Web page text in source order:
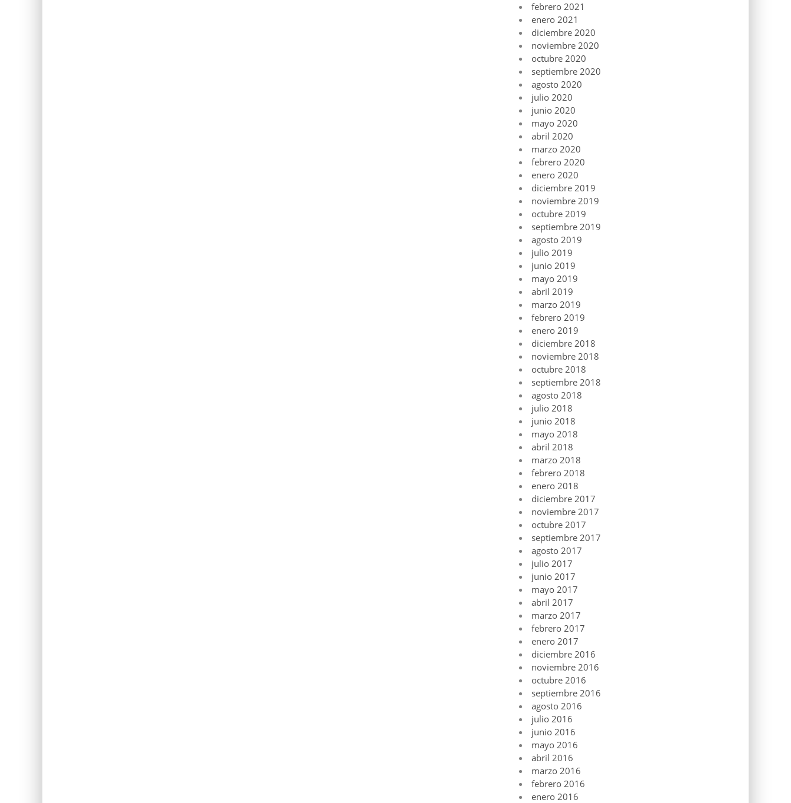
febrero 2021
enero 2021
diciembre 2020
noviembre 2020
octubre 2020
septiembre 2020
agosto 2020
julio 2020
junio 2020
mayo 2020
abril 2020
marzo 2020
febrero 2020
enero 2020
diciembre 2019
noviembre 2019
octubre 2019
septiembre 2019
agosto 2019
julio 2019
junio 2019
mayo 2019
abril 2019
marzo 2019
febrero 2019
enero 2019
diciembre 2018
noviembre 2018
octubre 2018
septiembre 2018
agosto 2018
julio 2018
junio 2018
mayo 2018
abril 2018
marzo 2018
febrero 2018
enero 2018
diciembre 2017
noviembre 2017
octubre 2017
septiembre 2017
agosto 2017
julio 2017
junio 2017
mayo 2017
abril 2017
marzo 2017
febrero 2017
enero 2017
diciembre 2016
noviembre 2016
octubre 2016
septiembre 2016
agosto 2016
julio 2016
junio 2016
mayo 2016
abril 2016
marzo 2016
febrero 2016
enero 2016